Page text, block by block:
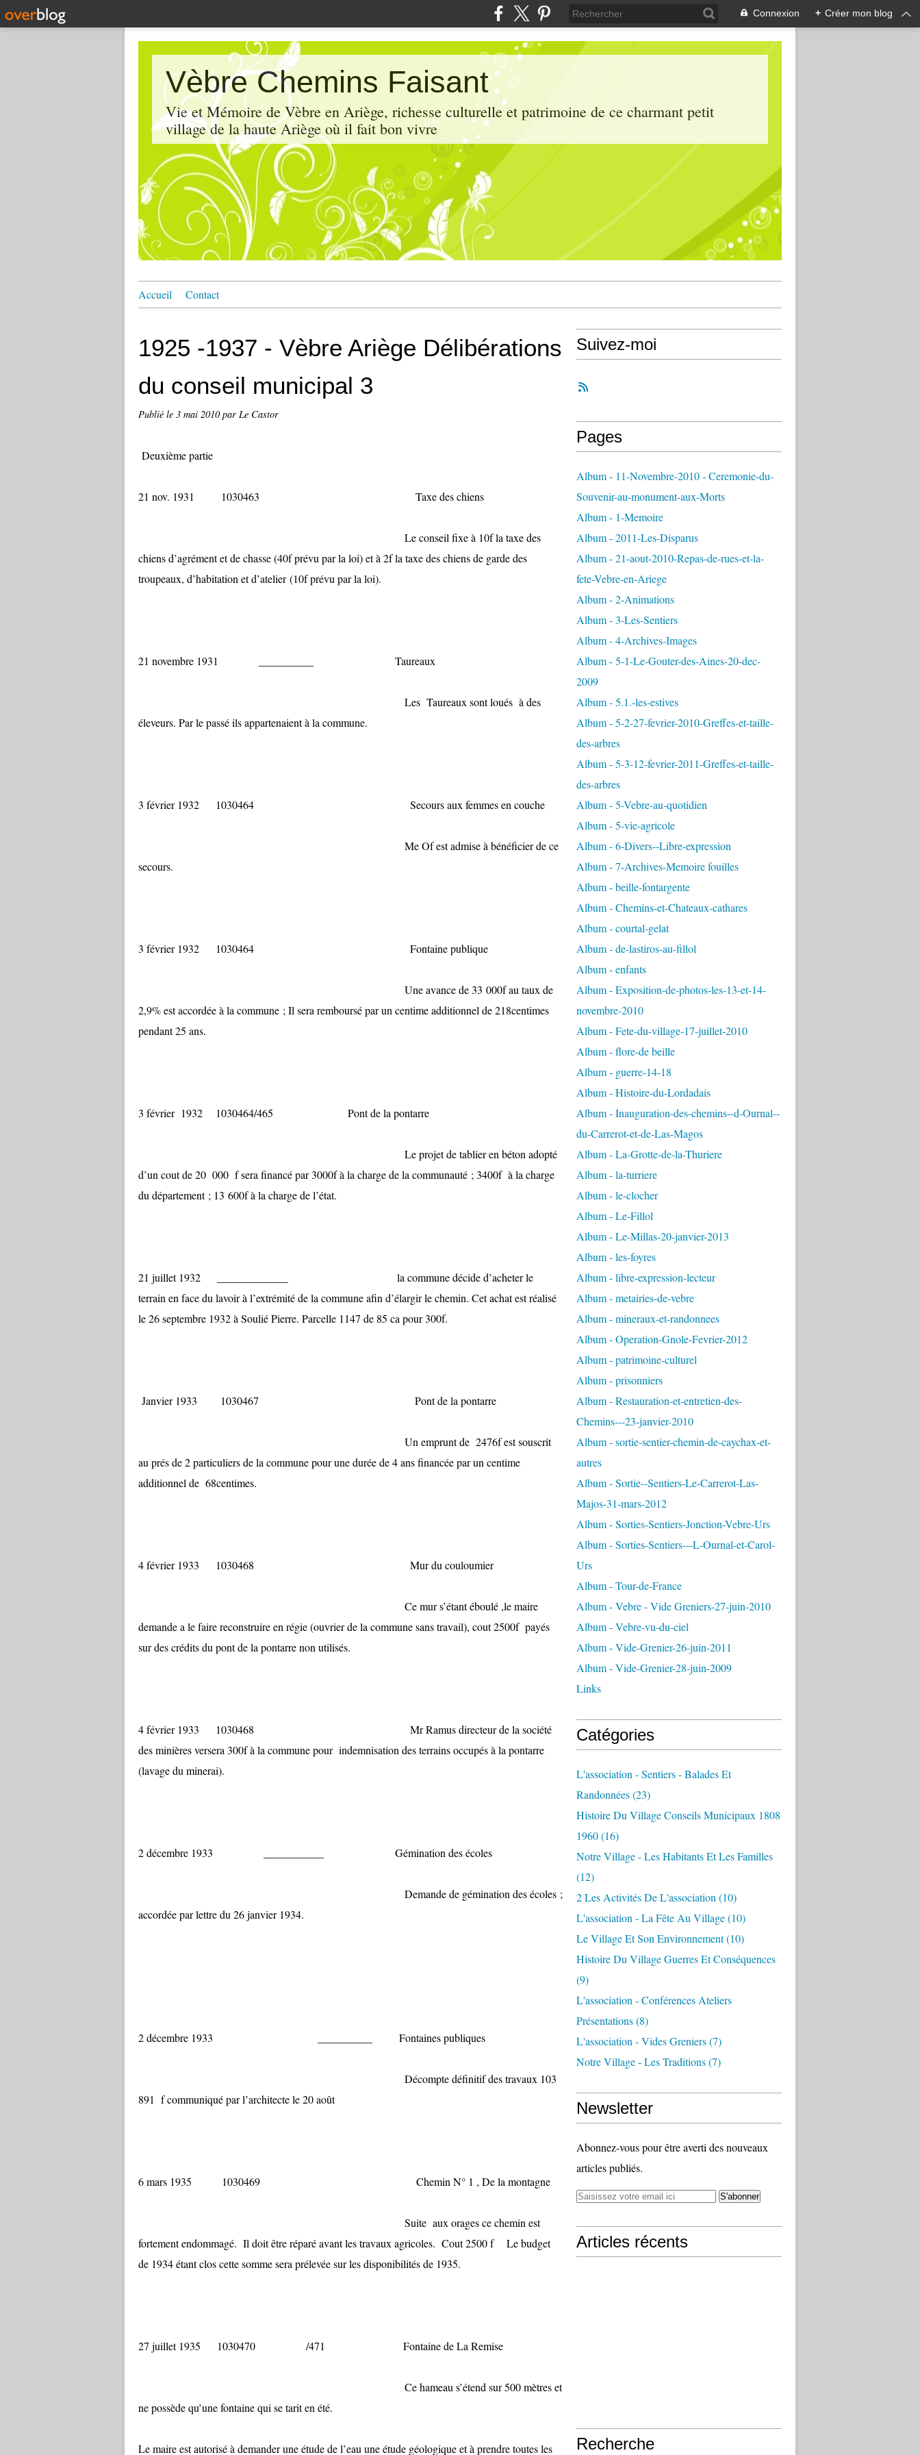
Connexion + Créer mon blog
Vèbre Chemins Faisant
Vie et Mémoire de Vèbre en Ariège, richesse culturelle et patrimoine de ce charmant petit
village de la haute Ariège où il fait bon vivre
Accueil Contact
1925 -1937 - Vèbre Ariège Délibérations
du conseil municipal 3
Publié le 3 mai 2010par Le Castor
Deuxième partie
21 nov. 1931 1030463 Taxe des chiens
Le conseil fixe à 10f la taxe des
chiens d’agrément et de chasse (40f prévu par la loi) et à 2f la taxe des chiens de garde des
troupeaux, d’habitation et d’atelier (10f prévu par la loi).
21 novembre 1931 __________ Taureaux
Les Taureaux sont loués à des
éleveurs. Par le passé ils appartenaient à la commune.
3 février 1932 1030464 Secours aux femmes en couche
Me Of est admise à bénéficier de ce
secours.
3 février 1932 1030464 Fontaine publique
Une avance de 33 000f au taux de
2,9% est accordée à la commune ; Il sera remboursé par un centime additionnel de 218centimes
pendant 25 ans.
3 février 1932 1030464/465 Pont de la pontarre
Le projet de tablier en béton adopté
d’un cout de 20 000 f sera financé par 3000f à la charge de la communauté ; 3400f à la charge
du département ; 13 600f à la charge de l’état.
21 juillet 1932 _____________ la commune décide d’acheter le
terrain en face du lavoir à l’extrémité de la commune afin d’élargir le chemin. Cet achat est réalisé
le 26 septembre 1932 à Soulié Pierre. Parcelle 1147 de 85 ca pour 300f.
Janvier 1933 1030467 Pont de la pontarre
Un emprunt de 2476f est souscrit
au prés de 2 particuliers de la commune pour une durée de 4 ans financée par un centime
additionnel de 68centimes.
4 février 1933 1030468 Mur du couloumier
Ce mur s’étant éboulé ,le maire
demande a le faire reconstruire en régie (ouvrier de la commune sans travail), cout 2500f payés
sur des crédits du pont de la pontarre non utilisés.
4 février 1933 1030468 Mr Ramus directeur de la société
des minières versera 300f à la commune pour indemnisation des terrains occupés à la pontarre
(lavage du minerai).
2 décembre 1933 ___________ Gémination des écoles
Demande de gémination des écoles ;
accordée par lettre du 26 janvier 1934.
2 décembre 1933 __________ Fontaines publiques
Décompte définitif des travaux 103
891 f communiqué par l’architecte le 20 août
6 mars 1935 1030469 Chemin N° 1 , De la montagne
Suite aux orages ce chemin est
fortement endommagé. Il doit être réparé avant les travaux agricoles. Cout 2500 f Le budget
de 1934 étant clos cette somme sera prélevée sur les disponibilités de 1935.
27 juillet 1935 1030470 /471 Fontaine de La Remise
Ce hameau s’étend sur 500 mètres et
ne possède qu’une fontaine qui se tarit en été.
Le maire est autorisé à demander une étude de l’eau une étude géologique et à prendre toutes les
Suivez-moi
Pages
Album - 11-Novembre-2010 - Ceremonie-du-
Souvenir-au-monument-aux-Morts
Album - 1-Memoire
Album - 2011-Les-Disparus
Album - 21-aout-2010-Repas-de-rues-et-la-
fete-Vebre-en-Ariege
Album - 2-Animations
Album - 3-Les-Sentiers
Album - 4-Archives-Images
Album - 5-1-Le-Gouter-des-Aines-20-dec-
2009
Album - 5.1.-les-estives
Album - 5-2-27-fevrier-2010-Greffes-et-taille-
des-arbres
Album - 5-3-12-fevrier-2011-Greffes-et-taille-
des-arbres
Album - 5-Vebre-au-quotidien
Album - 5-vie-agricole
Album - 6-Divers--Libre-expression
Album - 7-Archives-Memoire fouilles
Album - beille-fontargente
Album - Chemins-et-Chateaux-cathares
Album - courtal-gelat
Album - de-lastiros-au-fillol
Album - enfants
Album - Exposition-de-photos-les-13-et-14-
novembre-2010
Album - Fete-du-village-17-juillet-2010
Album - flore-de beille
Album - guerre-14-18
Album - Histoire-du-Lordadais
Album - Inauguration-des-chemins--d-Ournal--
du-Carrerot-et-de-Las-Magos
Album - La-Grotte-de-la-Thuriere
Album - la-turriere
Album - le-clocher
Album - Le-Fillol
Album - Le-Millas-20-janvier-2013
Album - les-foyres
Album - libre-expression-lecteur
Album - metairies-de-vebre
Album - mineraux-et-randonnees
Album - Operation-Gnole-Fevrier-2012
Album - patrimoine-culturel
Album - prisonniers
Album - Restauration-et-entretien-des-
Chemins---23-janvier-2010
Album - sortie-sentier-chemin-de-caychax-et-
autres
Album - Sortie--Sentiers-Le-Carrerot-Las-
Majos-31-mars-2012
Album - Sorties-Sentiers-Jonction-Vebre-Urs
Album - Sorties-Sentiers---L-Ournal-et-Carol-
Urs
Album - Tour-de-France
Album - Vebre - Vide Greniers-27-juin-2010
Album - Vebre-vu-du-ciel
Album - Vide-Grenier-26-juin-2011
Album - Vide-Grenier-28-juin-2009
Links
Catégories
L'association - Sentiers - Balades Et
Randonnées(23)
Histoire Du Village Conseils Municipaux 1808
1960(16)
Notre Village - Les Habitants Et Les Familles
(12)
2 Les Activités De L'association (10)
L'association - La Fête Au Village(10)
Le Village Et Son Environnement(10)
Histoire Du Village Guerres Et Conséquences
(9)
L'association - Conférences Ateliers
Présentations(8)
L'association - Vides Greniers(7)
Notre Village - Les Traditions(7)
Newsletter
Abonnez-vous pour être averti des nouveaux
articles publiés.
Articles récents
Recherche